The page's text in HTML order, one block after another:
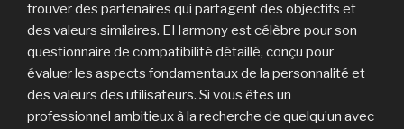
trouver des partenaires qui partagent des objectifs et
des valeurs similaires. EHarmony est célèbre pour son
questionnaire de compatibilité détaillé, conçu pour
évaluer les aspects fondamentaux de la personnalité et
des valeurs des utilisateurs. Si vous êtes un
professionnel ambitieux à la recherche de quelqu’un avec